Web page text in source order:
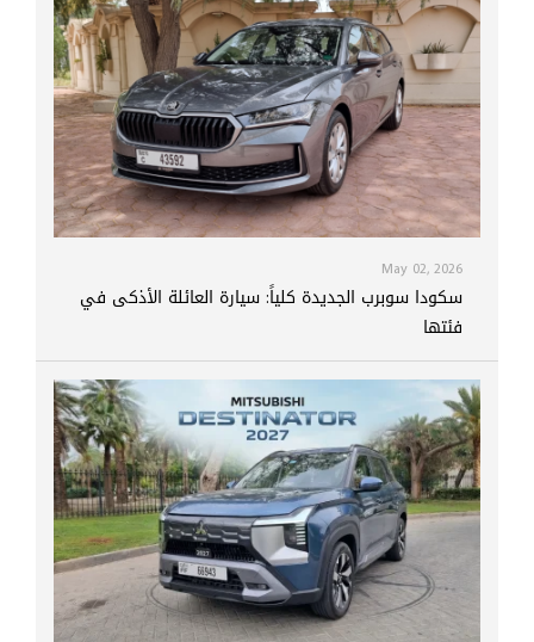
May 02, 2026
سكودا سوبرب الجديدة كلياً: سيارة العائلة الأذكى في
فئتها